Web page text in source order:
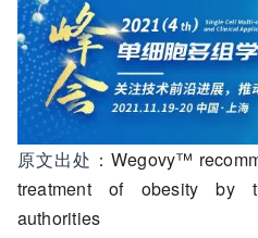
原文出处： Wegovy™
treatment of obesity by
authorities